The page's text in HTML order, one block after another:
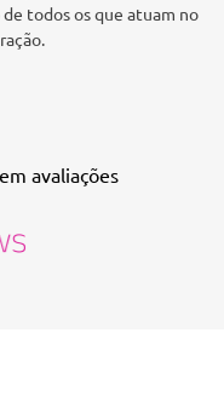
todos os que atuam no
avaliações